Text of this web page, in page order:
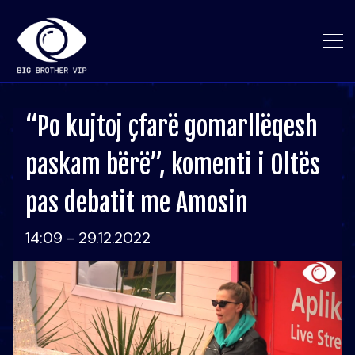
“Po kujtoj çfarë gomarllëqesh
paskam bërë”, komenti i Oltës
pas debatit me Amosin
14:09 - 29.12.2022